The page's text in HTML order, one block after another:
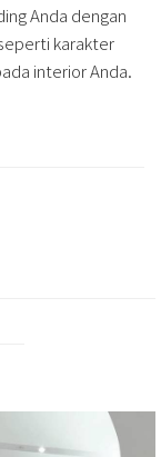
Anda dengan
karakter
interior Anda.